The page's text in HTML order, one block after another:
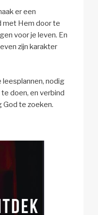
er een
met Hem door te
voor je leven. En
zijn karakter
nodig
doen, en verbind
God te zoeken.